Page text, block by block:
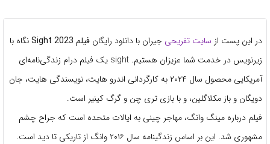
در این پست از سایت تفریحی جیران با دانلود رایگان فیلم Sight 2023
نگاه با
زیرنویس در خدمت شما عزیزان هستیم. sight یک فیلم درام زندگی‌نامه‌ای
آمریکایی محصول سال ۲۰۲۴ به کارگردانی اندرو هایت، نویسندگی هایت، جان
دویگان و باز مکلاگلین، و با بازی تری چن و گرگ کینیر است.
فیلم درباره مینگ وانگ، مهاجر چینی به ایالات متحده است که جراح چشم
مشهوری شد. این بر اساس زندگینامه سال ۲۰۱۶ وانگ از تاریکی تا دید است.